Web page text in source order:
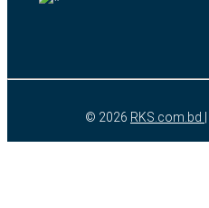
© 2026 RKS.com.bd